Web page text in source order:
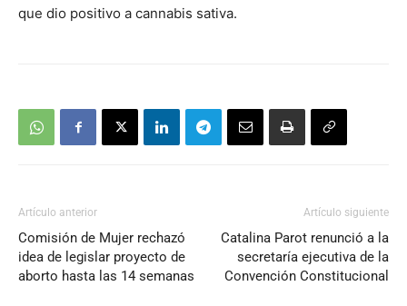
que dio positivo a cannabis sativa.
Artículo anterior
Comisión de Mujer rechazó
idea de legislar proyecto de
aborto hasta las 14 semanas
Artículo siguiente
Catalina Parot renunció a la
secretaría ejecutiva de la
Convención Constitucional